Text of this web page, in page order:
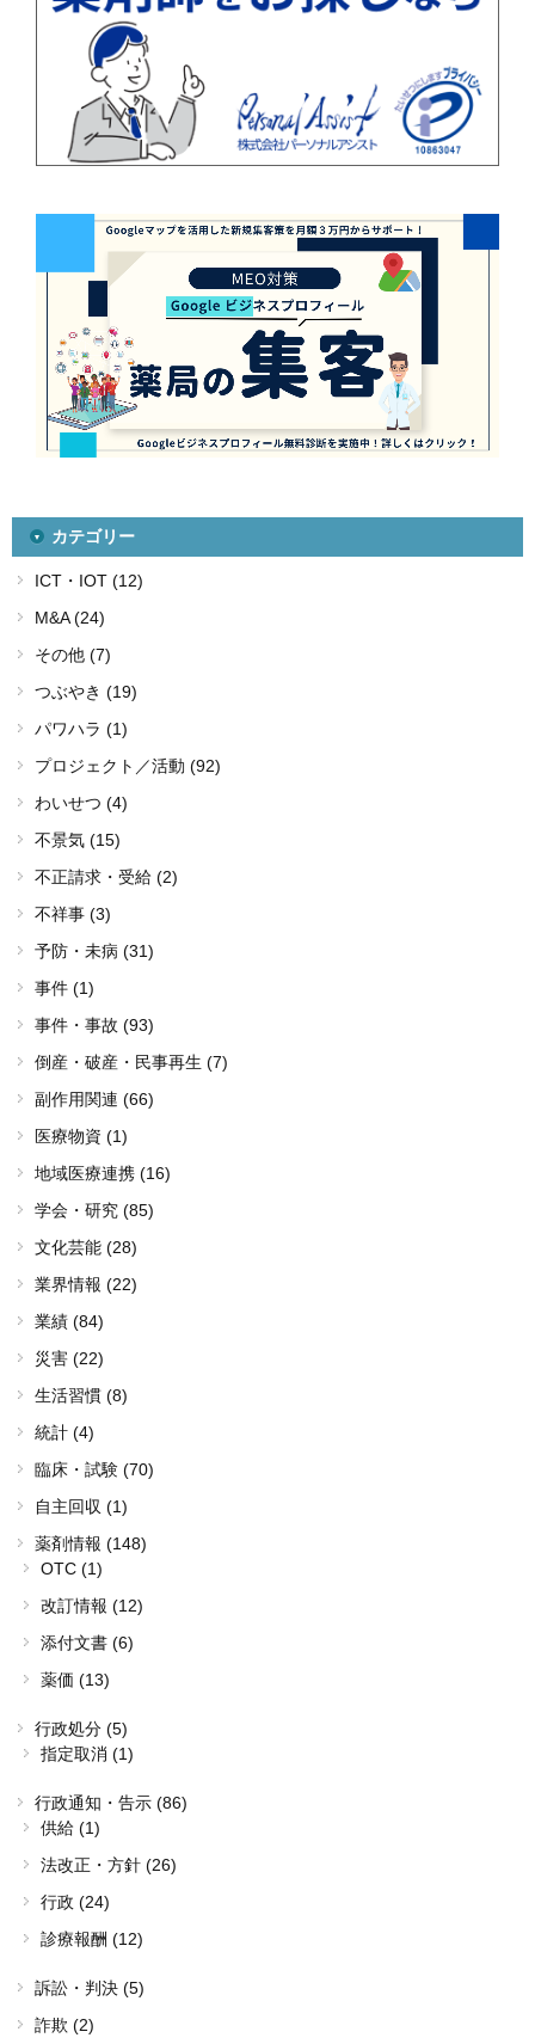
カテゴリー
ICT・IOT (12)
M&A (24)
その他 (7)
つぶやき (19)
パワハラ (1)
プロジェクト／活動 (92)
わいせつ (4)
不景気 (15)
不正請求・受給 (2)
不祥事 (3)
予防・未病 (31)
事件 (1)
事件・事故 (93)
倒産・破産・民事再生 (7)
副作用関連 (66)
医療物資 (1)
地域医療連携 (16)
学会・研究 (85)
文化芸能 (28)
業界情報 (22)
業績 (84)
災害 (22)
生活習慣 (8)
統計 (4)
臨床・試験 (70)
自主回収 (1)
薬剤情報 (148)
OTC (1)
改訂情報 (12)
添付文書 (6)
薬価 (13)
行政処分 (5)
指定取消 (1)
行政通知・告示 (86)
供給 (1)
法改正・方針 (26)
行政 (24)
診療報酬 (12)
訴訟・判決 (5)
詐欺 (2)